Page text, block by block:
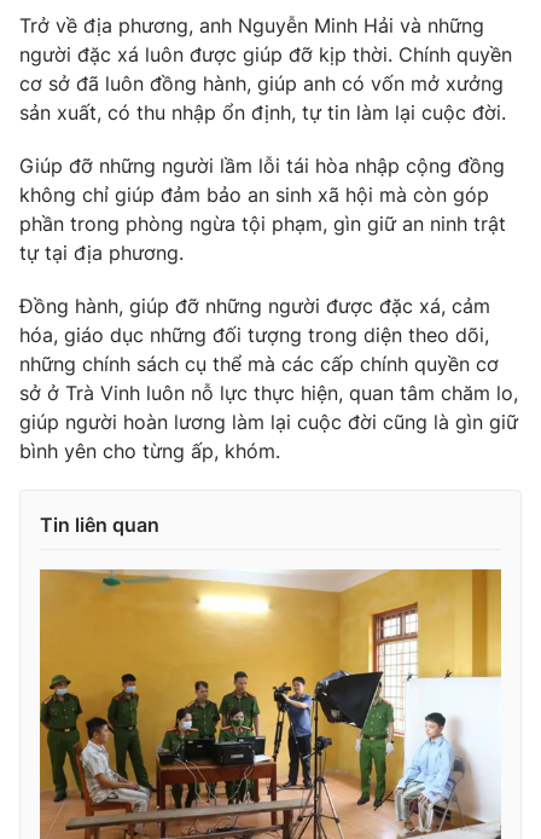
Thị trường 24h Tấm lòng Việt
VTV9 VTV8
THỜI BÁO VTV
Theo dõi báo trên
Cơ quan chủ quản:
Đài Truyền hình Việt Nam
Thời báo VTV
Giấy phép hoạt động báo in và báo điện tử số 483/GP-BTTTT
cấp ngày 29/12/2023
Tổng Biên tập: Vũ Thanh Thủy
Phó Tổng Biên tập:Nguyễn Thị Mỹ Hạnh, Phạm Quốc Thắng,
Nguyễn Trọng Ninh
Tổng đài VTV:024.38 355 931 - 024.38 355 932
Trở về địa phương, anh Nguyễn Minh Hải và những
người đặc xá luôn được giúp đỡ kịp thời. Chính quyền
cơ sở đã luôn đồng hành, giúp anh có vốn mở xưởng
sản xuất, có thu nhập ổn định, tự tin làm lại cuộc đời.
Giúp đỡ những người lầm lỗi tái hòa nhập cộng đồng
không chỉ giúp đảm bảo an sinh xã hội mà còn góp
phần trong phòng ngừa tội phạm, gìn giữ an ninh trật
tự tại địa phương.
Đồng hành, giúp đỡ những người được đặc xá, cảm
hóa, giáo dục những đối tượng trong diện theo dõi,
những chính sách cụ thể mà các cấp chính quyền cơ
sở ở Trà Vinh luôn nỗ lực thực hiện, quan tâm chăm lo,
giúp người hoàn lương làm lại cuộc đời cũng là gìn giữ
bình yên cho từng ấp, khóm.
Tin liên quan